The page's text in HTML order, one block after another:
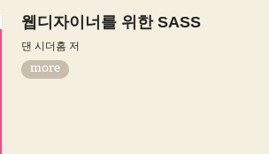
웹디자이너를 위한 SASS
댄 시더홈 저
more